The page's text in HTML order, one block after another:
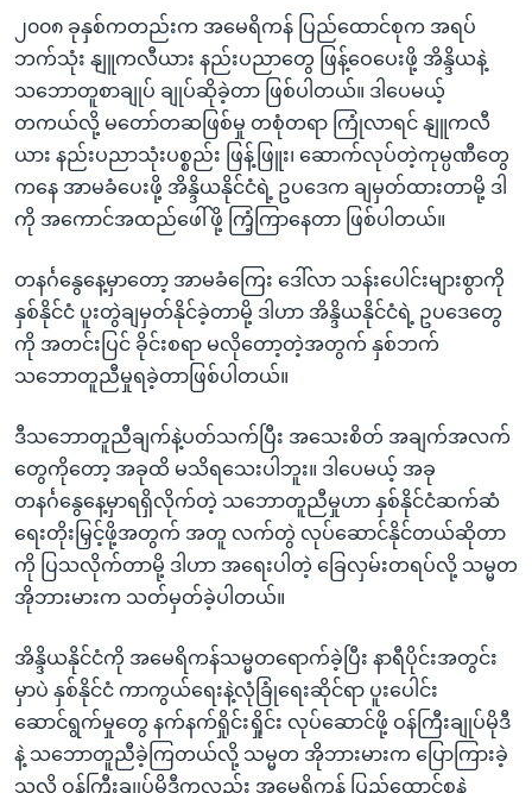
၂၀၀၈ ခုနှစ်ကတည်းက အမေရိကန် ပြည်ထောင်စုက အရပ်
ဘက်သုံး နျူကလီယား နည်းပညာတွေ ဖြန့်ဝေပေးဖို့ အိန္ဒိယနဲ့
သဘောတူစာချုပ် ချုပ်ဆိုခဲ့တာ ဖြစ်ပါတယ်။ ဒါပေမယ့်
တကယ်လို့ မတော်တဆဖြစ်မှု တစုံတရာ ကြုံလာရင် နျူကလီ
ယား နည်းပညာသုံးပစ္စည်း ဖြန့်ဖြူး၊ ဆောက်လုပ်တဲ့ကုမ္ပဏီတွေ
ကနေ အာမခံပေးဖို့ အိန္ဒိယနိုင်ငံရဲ့ ဥပဒေက ချမှတ်ထားတာမို့ ဒါ
ကို အကောင်အထည်ဖေါ်ဖို့ ကြံ့ကြာနေတာ ဖြစ်ပါတယ်။
တနင်္ဂနွေနေ့မှာတော့ အာမခံကြေး ဒေါ်လာ သန်းပေါင်းများစွာကို
နှစ်နိုင်ငံ ပူးတွဲချမှတ်နိုင်ခဲ့တာမို့ ဒါဟာ အိန္ဒိယနိုင်ငံရဲ့ ဥပဒေတွေ
ကို အတင်းပြင် ခိုင်းစရာ မလိုတော့တဲ့အတွက် နှစ်ဘက်
သဘောတူညီမှုရခဲ့တာဖြစ်ပါတယ်။
ဒီသဘောတူညီချက်နဲ့ပတ်သက်ပြီး အသေးစိတ် အချက်အလက်
တွေကိုတော့ အခုထိ မသိရသေးပါဘူး။ ဒါပေမယ့် အခု
တနင်္ဂနွေနေ့မှာရရှိလိုက်တဲ့ သဘောတူညီမှုဟာ နှစ်နိုင်ငံဆက်ဆံ
ရေးတိုးမြှင့်ဖို့အတွက် အတူ လက်တွဲ လုပ်ဆောင်နိုင်တယ်ဆိုတာ
ကို ပြသလိုက်တာမို့ ဒါဟာ အရေးပါတဲ့ ခြေလှမ်းတရပ်လို့ သမ္မတ
အိုဘားမားက သတ်မှတ်ခဲ့ပါတယ်။
အိန္ဒိယနိုင်ငံကို အမေရိကန်သမ္မတရောက်ခဲ့ပြီး နာရီပိုင်းအတွင်း
မှာပဲ နှစ်နိုင်ငံ ကာကွယ်ရေးနဲ့လုံခြုံရေးဆိုင်ရာ ပူးပေါင်း
ဆောင်ရွက်မှုတွေ နက်နက်ရှိုင်းရှိုင်း လုပ်ဆောင်ဖို့ ဝန်ကြီးချုပ်မိုဒီ
နဲ့ သဘောတူညီခဲ့ကြတယ်လို့ သမ္မတ အိုဘားမားက ပြောကြားခဲ့
သလို ဝန်ကြီးချုပ်မိုဒီကလည်း အမေရိကန် ပြည်ထောင်စုနဲ့